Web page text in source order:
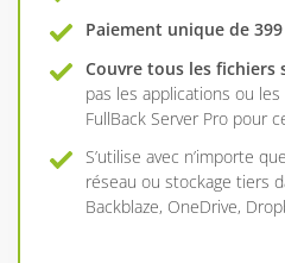
Paiement unique de
Couvre tous les fichiers
pas les applications ou
FullBack Server Pro pour
S’utilise avec n’importe
réseau ou stockage tiers
Backblaze, OneDrive,